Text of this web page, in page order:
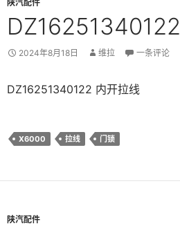
陕汽配件
DZ16251340122
2024年8月18日 维拉 一条评论
DZ16251340122 内开拉线
X6000 拉线 门锁
陕汽配件